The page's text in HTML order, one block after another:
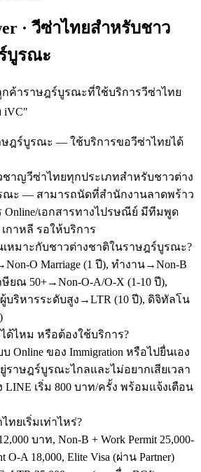
· วีซ่าไทยสำหรับชาว
บูรณะ
ค้าราษฎร์บูรณะที่ใช้บริการวีซ่าไทย
iVC"
าษฎร์บูรณะ — ใช้บริการขอวีซ่าไทยได้
ชาญวีซ่าไทยทุกประเภทสำหรับชาวต่าง
ณะ — สามารถนัดที่สำนักงานลาดพร้าว
Online/เอกสารทางไปรษณีย์ มีทีมพูด
กาหลี รอให้บริการ
เหมาะกับชาวต่างชาติในราษฎร์บูรณะ?
O Marriage (1 ปี), ทำงาน→Non-B
ษียณ 50+→Non-O-A/O-X (1-10 ปี),
บริหารระดับสูง→LTR (10 ปี), ดิจิทัลโน
ได้ไหม หรือต้องใช้บริการ?
Online ของ Immigration หรือไปยื่นเอง
าษฎร์บูรณะไกลและไม่อยากเสียเวลา
เริ่ม 800 บาท/ครั้ง พร้อมแจ้งเตือน
ทยเริ่มเท่าไหร่?
บาท, Non-B + Work Permit 25,000-
O-A 18,000, Elite Visa (ผ่าน Partner)